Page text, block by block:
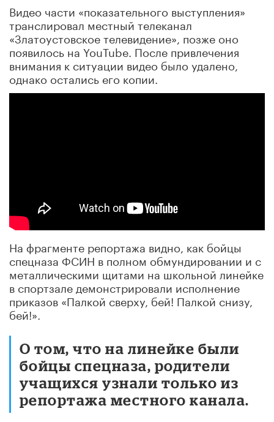
Видео части «показательного выступления»
транслировал местный телеканал
«Златоустовское телевидение», позже оно
появилось на YouTube. После привлечения
внимания к ситуации видео было удалено,
однако остались его копии.
На фрагменте репортажа видно, как бойцы
спецназа ФСИН в полном обмундировании и с
металлическими щитами на школьной линейке
в спортзале демонстрировали исполнение
приказов «Палкой сверху, бей! Палкой снизу,
бей!».
О том, что на линейке были
бойцы спецназа, родители
учащихся узнали только из
репортажа местного канала.